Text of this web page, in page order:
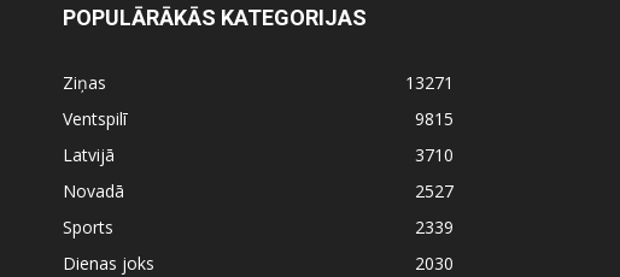
POPULĀRĀKĀS KATEGORIJAS
Ziņas
13271
Ventspilī
9815
Latvijā
3710
Novadā
2527
Sports
2339
Dienas joks
2030